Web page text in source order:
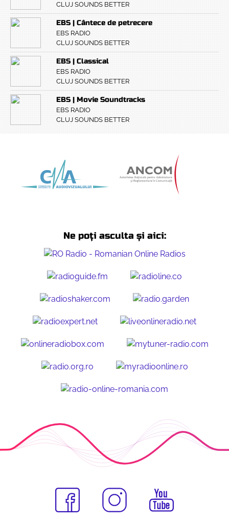
CLUJ SOUNDS BETTER
EBS | Cântece de petrecere
EBS RADIO
CLUJ SOUNDS BETTER
EBS | Classical
EBS RADIO
CLUJ SOUNDS BETTER
EBS | Movie Soundtracks
EBS RADIO
CLUJ SOUNDS BETTER
Ne poți asculta și aici: